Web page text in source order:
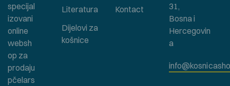
Literatura
Dijelovi za
košnice
Kontact
specijal
izovani
online
websh
op za
prodaju
pčelars
31,
Bosna i
Hercegovin
a